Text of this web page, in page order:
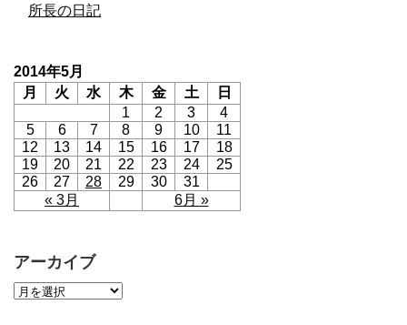
所長の日記
2014年5月
月
火 水 木 金 土 日
« 3月 6月 »
1 2 3
4
5
6 7 8 9 10
11
12
13 14 15 16 17
18
19
20 21 22 23 24
25
26
27 28 29 30 31
アーカイブ